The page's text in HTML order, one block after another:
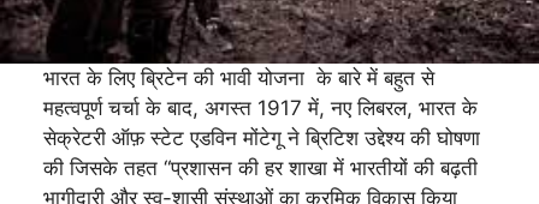
भारत के लिए ब्रिटेन की भावी योजना के बारे में बहुत से
महत्वपूर्ण चर्चा के बाद, अगस्त 1917 में, नए लिबरल, भारत के
सेक्रेटरी ऑफ़ स्टेट एडविन मोंटेगू ने ब्रिटिश उद्देश्य की घोषणा
की जिसके तहत “प्रशासन की हर शाखा में भारतीयों की बढ़ती
भागीदारी और स्व-शासी संस्थाओं का क्रमिक विकास किया